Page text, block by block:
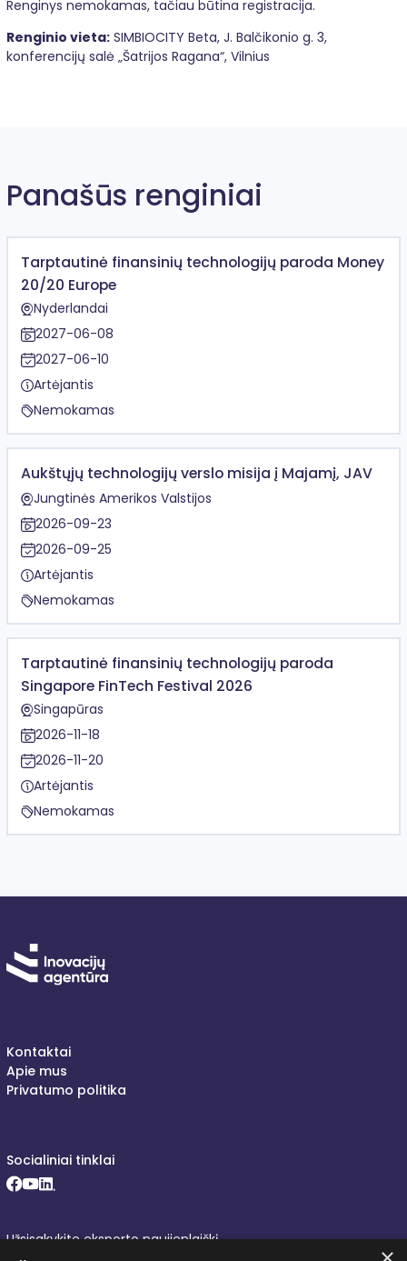
Renginys nemokamas, tačiau būtina registracija.
Renginio vieta: SIMBIOCITY Beta, J. Balčikonio g. 3,
konferencijų salė „Šatrijos Ragana“, Vilnius
Panašūs renginiai
Tarptautinė finansinių technologijų paroda Money
20/20 Europe
Nyderlandai
2027-06-08
2027-06-10
Artėjantis
Nemokamas
Aukštųjų technologijų verslo misija į Majamį, JAV
Jungtinės Amerikos Valstijos
2026-09-23
2026-09-25
Artėjantis
Nemokamas
Tarptautinė finansinių technologijų paroda
Singapore FinTech Festival 2026
Singapūras
2026-11-18
2026-11-20
Artėjantis
Nemokamas
Kontaktai
Apie mus
Privatumo politika
Socialiniai tinklai
Facebook (opens in new window)
Youtube (opens in new window)
LinkedIn (opens in new window)
Užsisakykite eksporto naujienlaiškį